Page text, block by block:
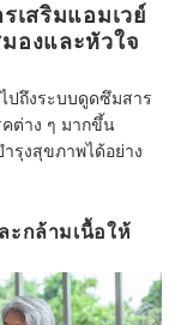
เสริมแอมเวย์
องและหัวใจ
ปถึงระบบดูดซึมสาร
คต่าง ๆ มากขึ้น
รุงสุขภาพได้อย่าง
ะกล้ามเนื้อให้